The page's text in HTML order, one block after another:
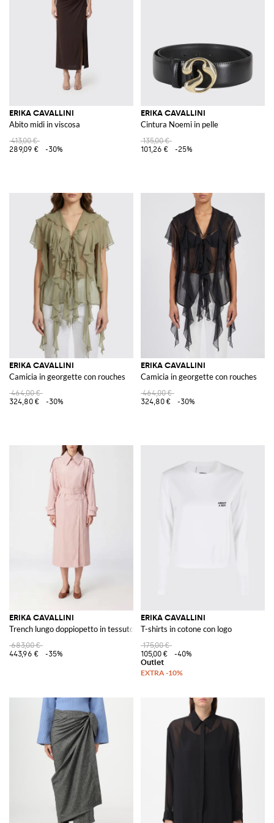
ERIKA CAVALLINI
Abito midi in viscosa
413,00 €
289,09 €
-30%
ERIKA CAVALLINI
Cintura Noemi in pelle
135,00 €
101,26 €
-25%
ERIKA CAVALLINI
Camicia in georgette con rouches
464,00 €
324,80 €
-30%
ERIKA CAVALLINI
Camicia in georgette con rouches
464,00 €
324,80 €
-30%
ERIKA CAVALLINI
Trench lungo doppiopetto in tessuto tecnico con cintura
683,00 €
443,96 €
-35%
ERIKA CAVALLINI
T-shirts in cotone con logo
175,00 €
105,00 €
-40%